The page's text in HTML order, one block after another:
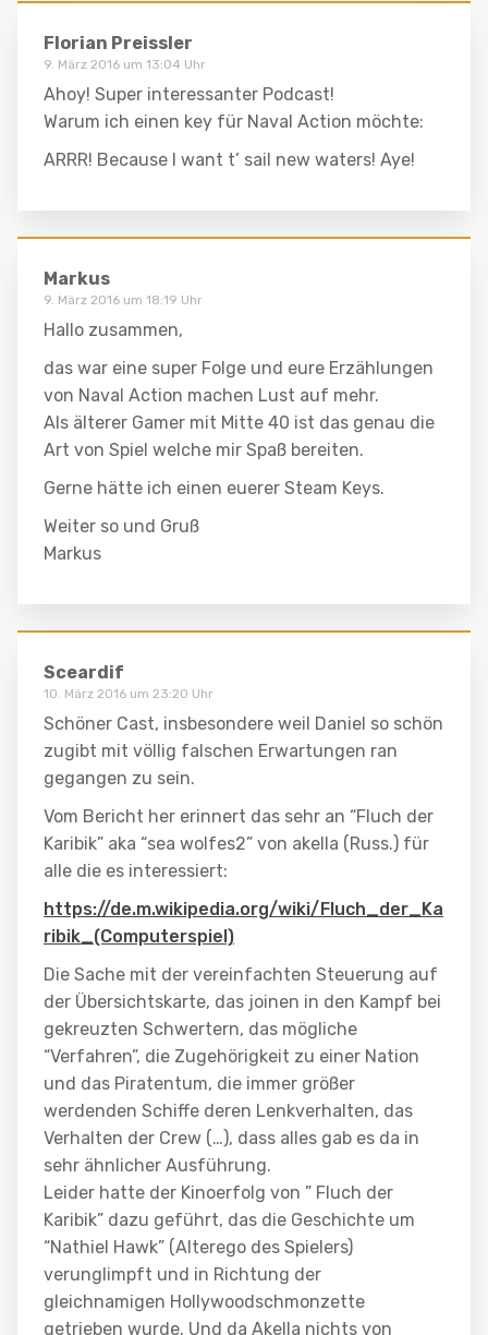
Florian Preissler
9. März 2016 um 13:04 Uhr
Ahoy! Super interessanter Podcast!
Warum ich einen key für Naval Action möchte:
ARRR! Because I want t’ sail new waters! Aye!
Markus
9. März 2016 um 18:19 Uhr
Hallo zusammen,
das war eine super Folge und eure Erzählungen
von Naval Action machen Lust auf mehr.
Als älterer Gamer mit Mitte 40 ist das genau die
Art von Spiel welche mir Spaß bereiten.
Gerne hätte ich einen euerer Steam Keys.
Weiter so und Gruß
Markus
Sceardif
10. März 2016 um 23:20 Uhr
Schöner Cast, insbesondere weil Daniel so schön
zugibt mit völlig falschen Erwartungen ran
gegangen zu sein.
Vom Bericht her erinnert das sehr an “Fluch der
Karibik” aka “sea wolfes2” von akella (Russ.) für
alle die es interessiert:
https://de.m.wikipedia.org/wiki/Fluch_der_Ka
ribik_(Computerspiel)
Die Sache mit der vereinfachten Steuerung auf
der Übersichtskarte, das joinen in den Kampf bei
gekreuzten Schwertern, das mögliche
“Verfahren”, die Zugehörigkeit zu einer Nation
und das Piratentum, die immer größer
werdenden Schiffe deren Lenkverhalten, das
Verhalten der Crew (…), dass alles gab es da in
sehr ähnlicher Ausführung.
Leider hatte der Kinoerfolg von ” Fluch der
Karibik” dazu geführt, das die Geschichte um
“Nathiel Hawk” (Alterego des Spielers)
verunglimpft und in Richtung der
gleichnamigen Hollywoodschmonzette
getrieben wurde. Und da Akella nichts von